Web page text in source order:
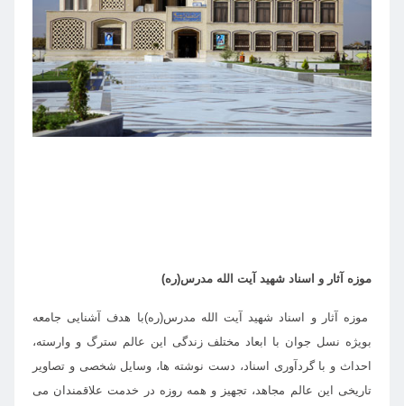
موزه آثار و اسناد شهید آیت الله مدرس(ره)
موزه آثار و اسناد شهید آیت الله مدرس(ره)با هدف آشنایی جامعه
بویژه نسل جوان با ابعاد مختلف زندگی این عالم سترگ و وارسته،
احداث و با گردآوری اسناد، دست نوشته ها، وسایل شخصی و تصاویر
تاریخی این عالم مجاهد، تجهیز و همه روزه در خدمت علاقمندان می